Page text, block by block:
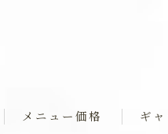
メニュー価格 ギ